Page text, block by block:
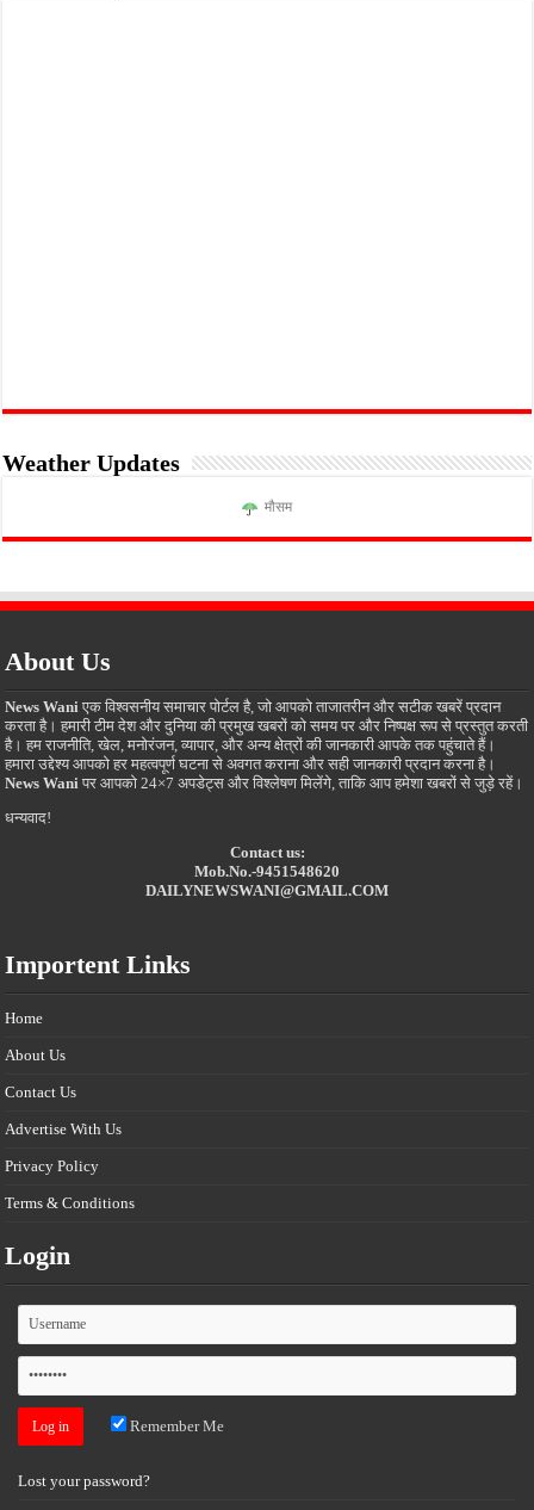
Weather Updates
मौसम
About Us
News Wani एक विश्वसनीय समाचार पोर्टल है, जो आपको ताजातरीन और सटीक खबरें प्रदान
करता है। हमारी टीम देश और दुनिया की प्रमुख खबरों को समय पर और निष्पक्ष रूप से प्रस्तुत करती
है। हम राजनीति, खेल, मनोरंजन, व्यापार, और अन्य क्षेत्रों की जानकारी आपके तक पहुंचाते हैं।
हमारा उद्देश्य आपको हर महत्वपूर्ण घटना से अवगत कराना और सही जानकारी प्रदान करना है।
News Wani पर आपको 24×7 अपडेट्स और विश्लेषण मिलेंगे, ताकि आप हमेशा खबरों से जुड़े रहें।
धन्यवाद!
Contact us:
Mob.No.-9451548620
DAILYNEWSWANI@GMAIL.COM
Importent Links
Home
About Us
Contact Us
Advertise With Us
Privacy Policy
Terms & Conditions
Login
Remember Me
Lost your password?